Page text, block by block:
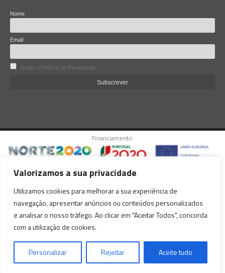
Valorizamos a sua privacidade
Utilizamos cookies para melhorar a sua experiência de
navegação, apresentar anúncios ou conteúdos personalizados
e analisar o nosso tráfego. Ao clicar em "Aceitar Todos", concorda
com a utilização de cookies.
Personalizar Rejeitar Aceite tudo
Nome
Email
Aceito a Política de Piivacidade
Este website está protegido pelo reCAPTCHA Enterprise e pelo Google.
Aplicam-se aPolítica de Privacidadee osTermos de Serviçodo Google.
Financiamento: